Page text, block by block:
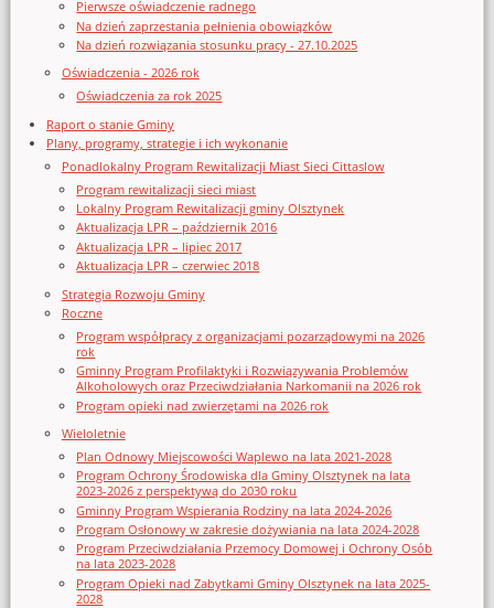
Pierwsze oświadczenie radnego
Na dzień zaprzestania pełnienia obowiązków
Na dzień rozwiązania stosunku pracy - 27.10.2025
Oświadczenia - 2026 rok
Oświadczenia za rok 2025
Raport o stanie Gminy
Plany, programy, strategie i ich wykonanie
Ponadlokalny Program Rewitalizacji Miast Sieci Cittaslow
Program rewitalizacji sieci miast
Lokalny Program Rewitalizacji gminy Olsztynek
Aktualizacja LPR – październik 2016
Aktualizacja LPR – lipiec 2017
Aktualizacja LPR – czerwiec 2018
Strategia Rozwoju Gminy
Roczne
Program współpracy z organizacjami pozarządowymi na 2026
rok
Gminny Program Profilaktyki i Rozwiązywania Problemów
Alkoholowych oraz Przeciwdziałania Narkomanii na 2026 rok
Program opieki nad zwierzętami na 2026 rok
Wieloletnie
Plan Odnowy Miejscowości Waplewo na lata 2021-2028
Program Ochrony Środowiska dla Gminy Olsztynek na lata
2023-2026 z perspektywą do 2030 roku
Gminny Program Wspierania Rodziny na lata 2024-2026
Program Osłonowy w zakresie dożywiania na lata 2024-2028
Program Przeciwdziałania Przemocy Domowej i Ochrony Osób
na lata 2023-2028
Program Opieki nad Zabytkami Gminy Olsztynek na lata 2025-
2028